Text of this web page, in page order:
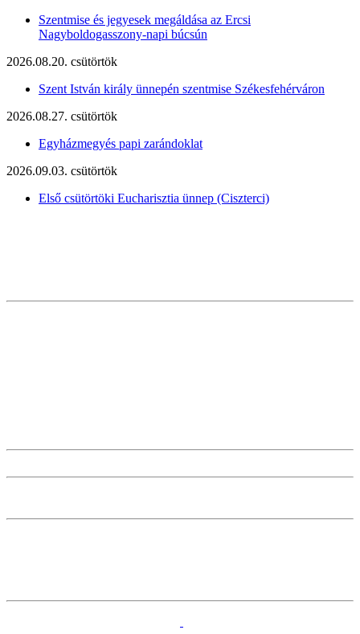
Szentmise és jegyesek megáldása az Ercsi
Nagyboldogasszony-napi búcsún
2026.08.20. csütörtök
Szent István király ünnepén szentmise Székesfehérváron
2026.08.27. csütörtök
Egyházmegyés papi zarándoklat
2026.09.03. csütörtök
Első csütörtöki Eucharisztia ünnep (Ciszterci)